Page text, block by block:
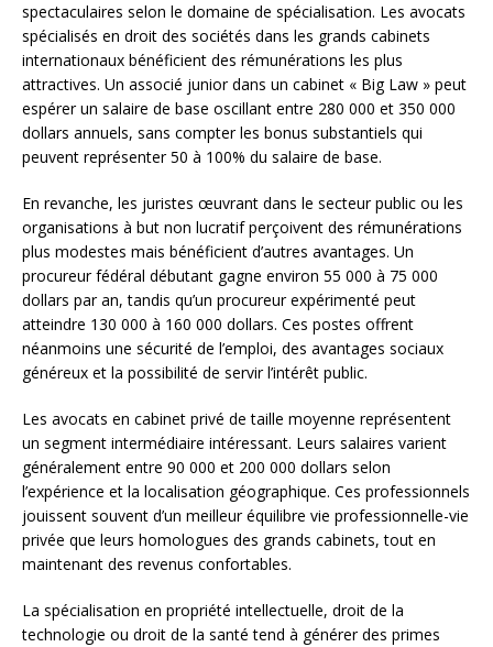
spectaculaires selon le domaine de spécialisation. Les avocats
spécialisés en droit des sociétés dans les grands cabinets
internationaux bénéficient des rémunérations les plus
attractives. Un associé junior dans un cabinet « Big Law » peut
espérer un salaire de base oscillant entre 280 000 et 350 000
dollars annuels, sans compter les bonus substantiels qui
peuvent représenter 50 à 100% du salaire de base.
En revanche, les juristes œuvrant dans le secteur public ou les
organisations à but non lucratif perçoivent des rémunérations
plus modestes mais bénéficient d’autres avantages. Un
procureur fédéral débutant gagne environ 55 000 à 75 000
dollars par an, tandis qu’un procureur expérimenté peut
atteindre 130 000 à 160 000 dollars. Ces postes offrent
néanmoins une sécurité de l’emploi, des avantages sociaux
généreux et la possibilité de servir l’intérêt public.
Les avocats en cabinet privé de taille moyenne représentent
un segment intermédiaire intéressant. Leurs salaires varient
généralement entre 90 000 et 200 000 dollars selon
l’expérience et la localisation géographique. Ces professionnels
jouissent souvent d’un meilleur équilibre vie professionnelle-vie
privée que leurs homologues des grands cabinets, tout en
maintenant des revenus confortables.
La spécialisation en propriété intellectuelle, droit de la
technologie ou droit de la santé tend à générer des primes